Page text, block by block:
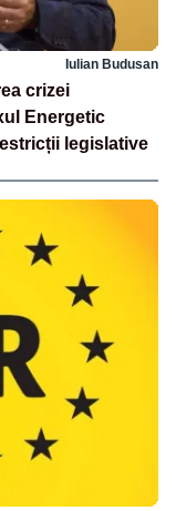
Iulian Budusan
crizei
Energetic
legislative